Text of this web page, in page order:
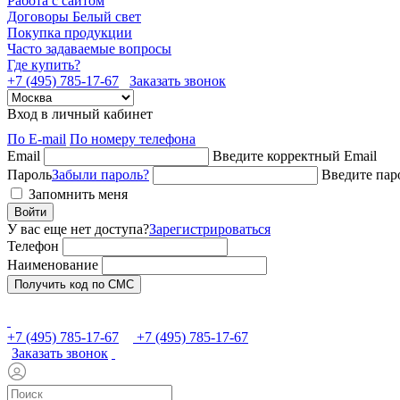
Договоры Белый свет
Покупка продукции
Часто задаваемые вопросы
Где купить?
+7 (495) 785-17-67
Заказать звонок
Вход в личный кабинет
По E-mail По номеру телефона
Email
Введите корректный Email
ПарольЗабыли пароль?
Введите
Запомнить меня
Войти
У вас еще нет доступа?Зарегистрироваться
Телефон
Наименование
Получить код по СМС
+7 (495) 785-17-67
+7 (495) 785-17-67
Заказать звонок